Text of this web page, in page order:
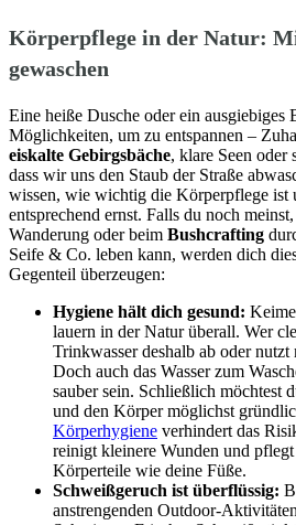
Körperpflege in der Natur:
gewaschen
Eine heiße Dusche oder ein ausgiebiges
Möglichkeiten, um zu entspannen –
eiskalte Gebirgsbäche, klare Seen oder
dass wir uns den Staub der Straße
wissen, wie wichtig die Körperpflege ist
entsprechend ernst. Falls du noch
Wanderung oder beim Bushcrafting
Seife & Co. leben kann, werden dich
Gegenteil überzeugen:
Hygiene hält dich gesund:
lauern in der Natur überall. Wer
Trinkwasser deshalb ab oder nutzt
Doch auch das Wasser zum
sauber sein. Schließlich möchtest
und den Körper möglichst
Körperhygiene verhindert das
reinigt kleinere Wunden und pflegt
Körperteile wie deine Füße.
Schweißgeruch ist überflüssig:
anstrengenden Outdoor-